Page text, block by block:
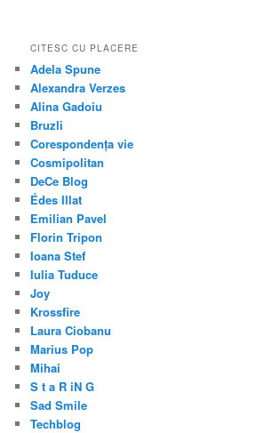
CITESC CU PLACERE
Adela Spune
Alexandra Verzes
Alina Gadoiu
Bruzli
Corespondența vie
Cosmipolitan
DeCe Blog
Édes Illat
Emilian Pavel
Florin Tripon
Ioana Stef
Iulia Tuduce
Joy
Krossfire
Laura Ciobanu
Marius Pop
Mihai
S t a R iN G
Sad Smile
Techblog